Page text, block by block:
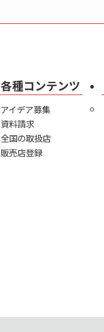
各種コンテンツ
アイデア募集
資料請求
全国の取扱店
販売店登録